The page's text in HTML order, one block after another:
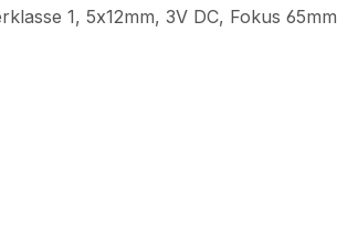
1, 5x12mm, 3V DC, Fokus 65mm